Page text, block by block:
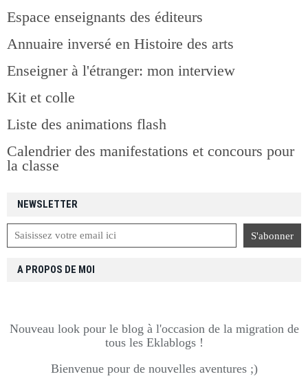
NEWSLETTER
Espace enseignants des éditeurs
Annuaire inversé en Histoire des arts
Enseigner à l'étranger: mon interview
Kit et colle
Liste des animations flash
Calendrier des manifestations et concours pour
la classe
A PROPOS DE MOI
Nouveau look pour le blog à l'occasion de la migration de
tous les Eklablogs !
Bienvenue pour de nouvelles aventures ;)